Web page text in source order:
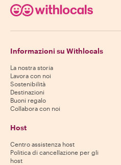
Informazioni su Withlocals
La nostra storia
Lavora con noi
Sostenibilità
Destinazioni
Buoni regalo
Collabora con noi
Host
Centro assistenza host
Politica di cancellazione per gli
host